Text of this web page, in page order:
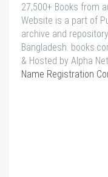
27,500+ Books from
Website is a part of
archive and
Bangladesh.
& Hosted by Alpha
Name Registration